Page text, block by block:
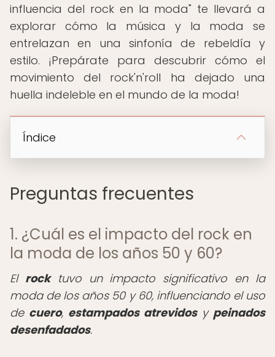
influencia del rock en la moda" te llevará a
explorar cómo la música y la moda se
entrelazan en una sinfonía de rebeldía y
estilo. ¡Prepárate para descubrir cómo el
movimiento del rock'n'roll ha dejado una
huella indeleble en el mundo de la moda!
Índice
Preguntas frecuentes
1. ¿Cuál es el impacto del rock en
la moda de los años 50 y 60?
El rocktuvo un impacto significativo en la
moda de los años 50 y 60, influenciando el uso
de cuero, estampados atrevidosy peinados
desenfadados.